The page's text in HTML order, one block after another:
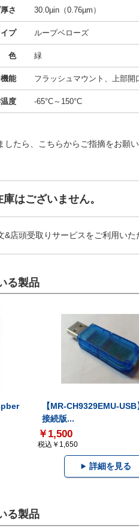
さ 30.0µin（0.76µm）
プ ループベローズ
色 緑
能 フラッシュマウント、上部開
度 -65°C～150°C
たら、こちらからご指摘をお願い
はございません。
店頭受取りサービスをご利用いた
る製品
【MR-CH9329EMU-
接続版...
￥1,500
税込￥1,650
詳細を見る
る製品